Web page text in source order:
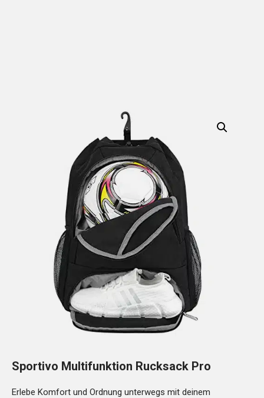
Sportivo Multifunktion Rucksack Pro
Erlebe Komfort und Ordnung unterwegs mit deinem